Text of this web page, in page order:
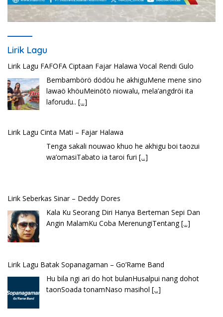
Lirik Lagu
Lirik Lagu FAFOFA Ciptaan Fajar Halawa Vocal Rendi Gulo
Bembambörö dödöu he akhiguMene mene sino
lawaö khöuMeinötö niowalu, mela’angdröi ita
laforudu.. [...]
Lirik Lagu Cinta Mati – Fajar Halawa
Tenga sakali nouwao khuo he akhigu boi taozui
wa’omasiTabato ia taroi furi [...]
Lirik Seberkas Sinar – Deddy Dores
Kala Ku Seorang Diri Hanya Berteman Sepi Dan
Angin MalamKu Coba MerenungiTentang[...]
Lirik Lagu Batak Sopanagaman – Go’Rame Band
Hu bila ngi ari do hot bulanHusalpui nang dohot
taonSoada tonamNaso masihol [...]